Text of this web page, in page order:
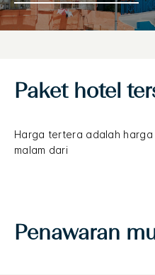
Paket hotel
Harga tertera adalah
malam dari
Penawaran